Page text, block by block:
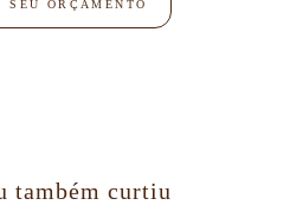
SEU ORÇAMENTO
também curtiu